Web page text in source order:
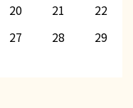
20 21
22
27 28
29